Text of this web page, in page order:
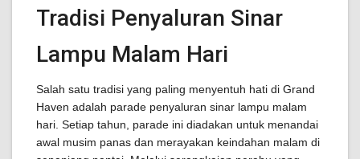
Tradisi Penyaluran Sinar
Lampu Malam Hari
Salah satu tradisi yang paling menyentuh hati di Grand
Haven adalah parade penyaluran sinar lampu malam
hari. Setiap tahun, parade ini diadakan untuk menandai
awal musim panas dan merayakan keindahan malam di